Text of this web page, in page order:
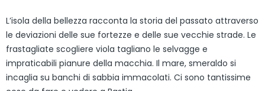
L’isola della bellezza racconta la storia del passato attraverso
le deviazioni delle sue fortezze e delle sue vecchie strade. Le
frastagliate scogliere viola tagliano le selvagge e
impraticabili pianure della macchia. Il mare, smeraldo si
incaglia su banchi di sabbia immacolati. Ci sono tantissime